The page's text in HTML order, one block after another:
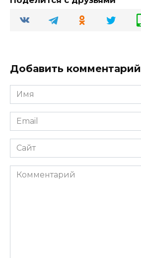
Добавить комментарий
Имя
Email
Сайт
Комментарий